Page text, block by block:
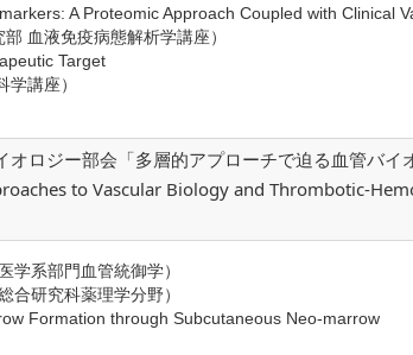
A Proteomic Approach Coupled with Clinical
血液免疫病態解析学講座）
Target
講座）
ロジー部会「多層的アプローチで迫る血管バイ
to Vascular Biology and Thrombotic-
系部門血管統御学）
究科薬理学分野）
Formation through Subcutaneous Neo-marrow